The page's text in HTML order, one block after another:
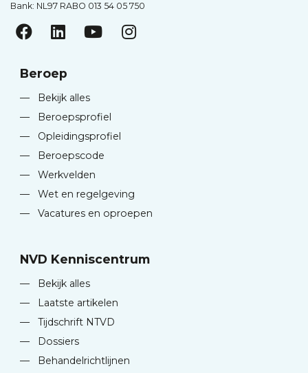
Bank: NL97 RABO 013 54 05 750
Beroep
—
Bekijk alles
—
Beroepsprofiel
—
Opleidingsprofiel
—
Beroepscode
—
Werkvelden
—
Wet en regelgeving
—
Vacatures en oproepen
NVD Kenniscentrum
—
Bekijk alles
—
Laatste artikelen
—
Tijdschrift NTVD
—
Dossiers
—
Behandelrichtlijnen